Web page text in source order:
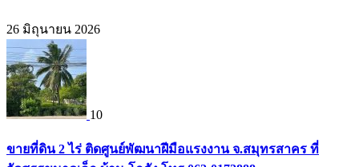
26 มิถุนายน 2026
10
ขายที่ดิน 2 ไร่ ติดศูนย์พัฒนาฝีมือแรงงาน จ.สมุทรสาคร ที่